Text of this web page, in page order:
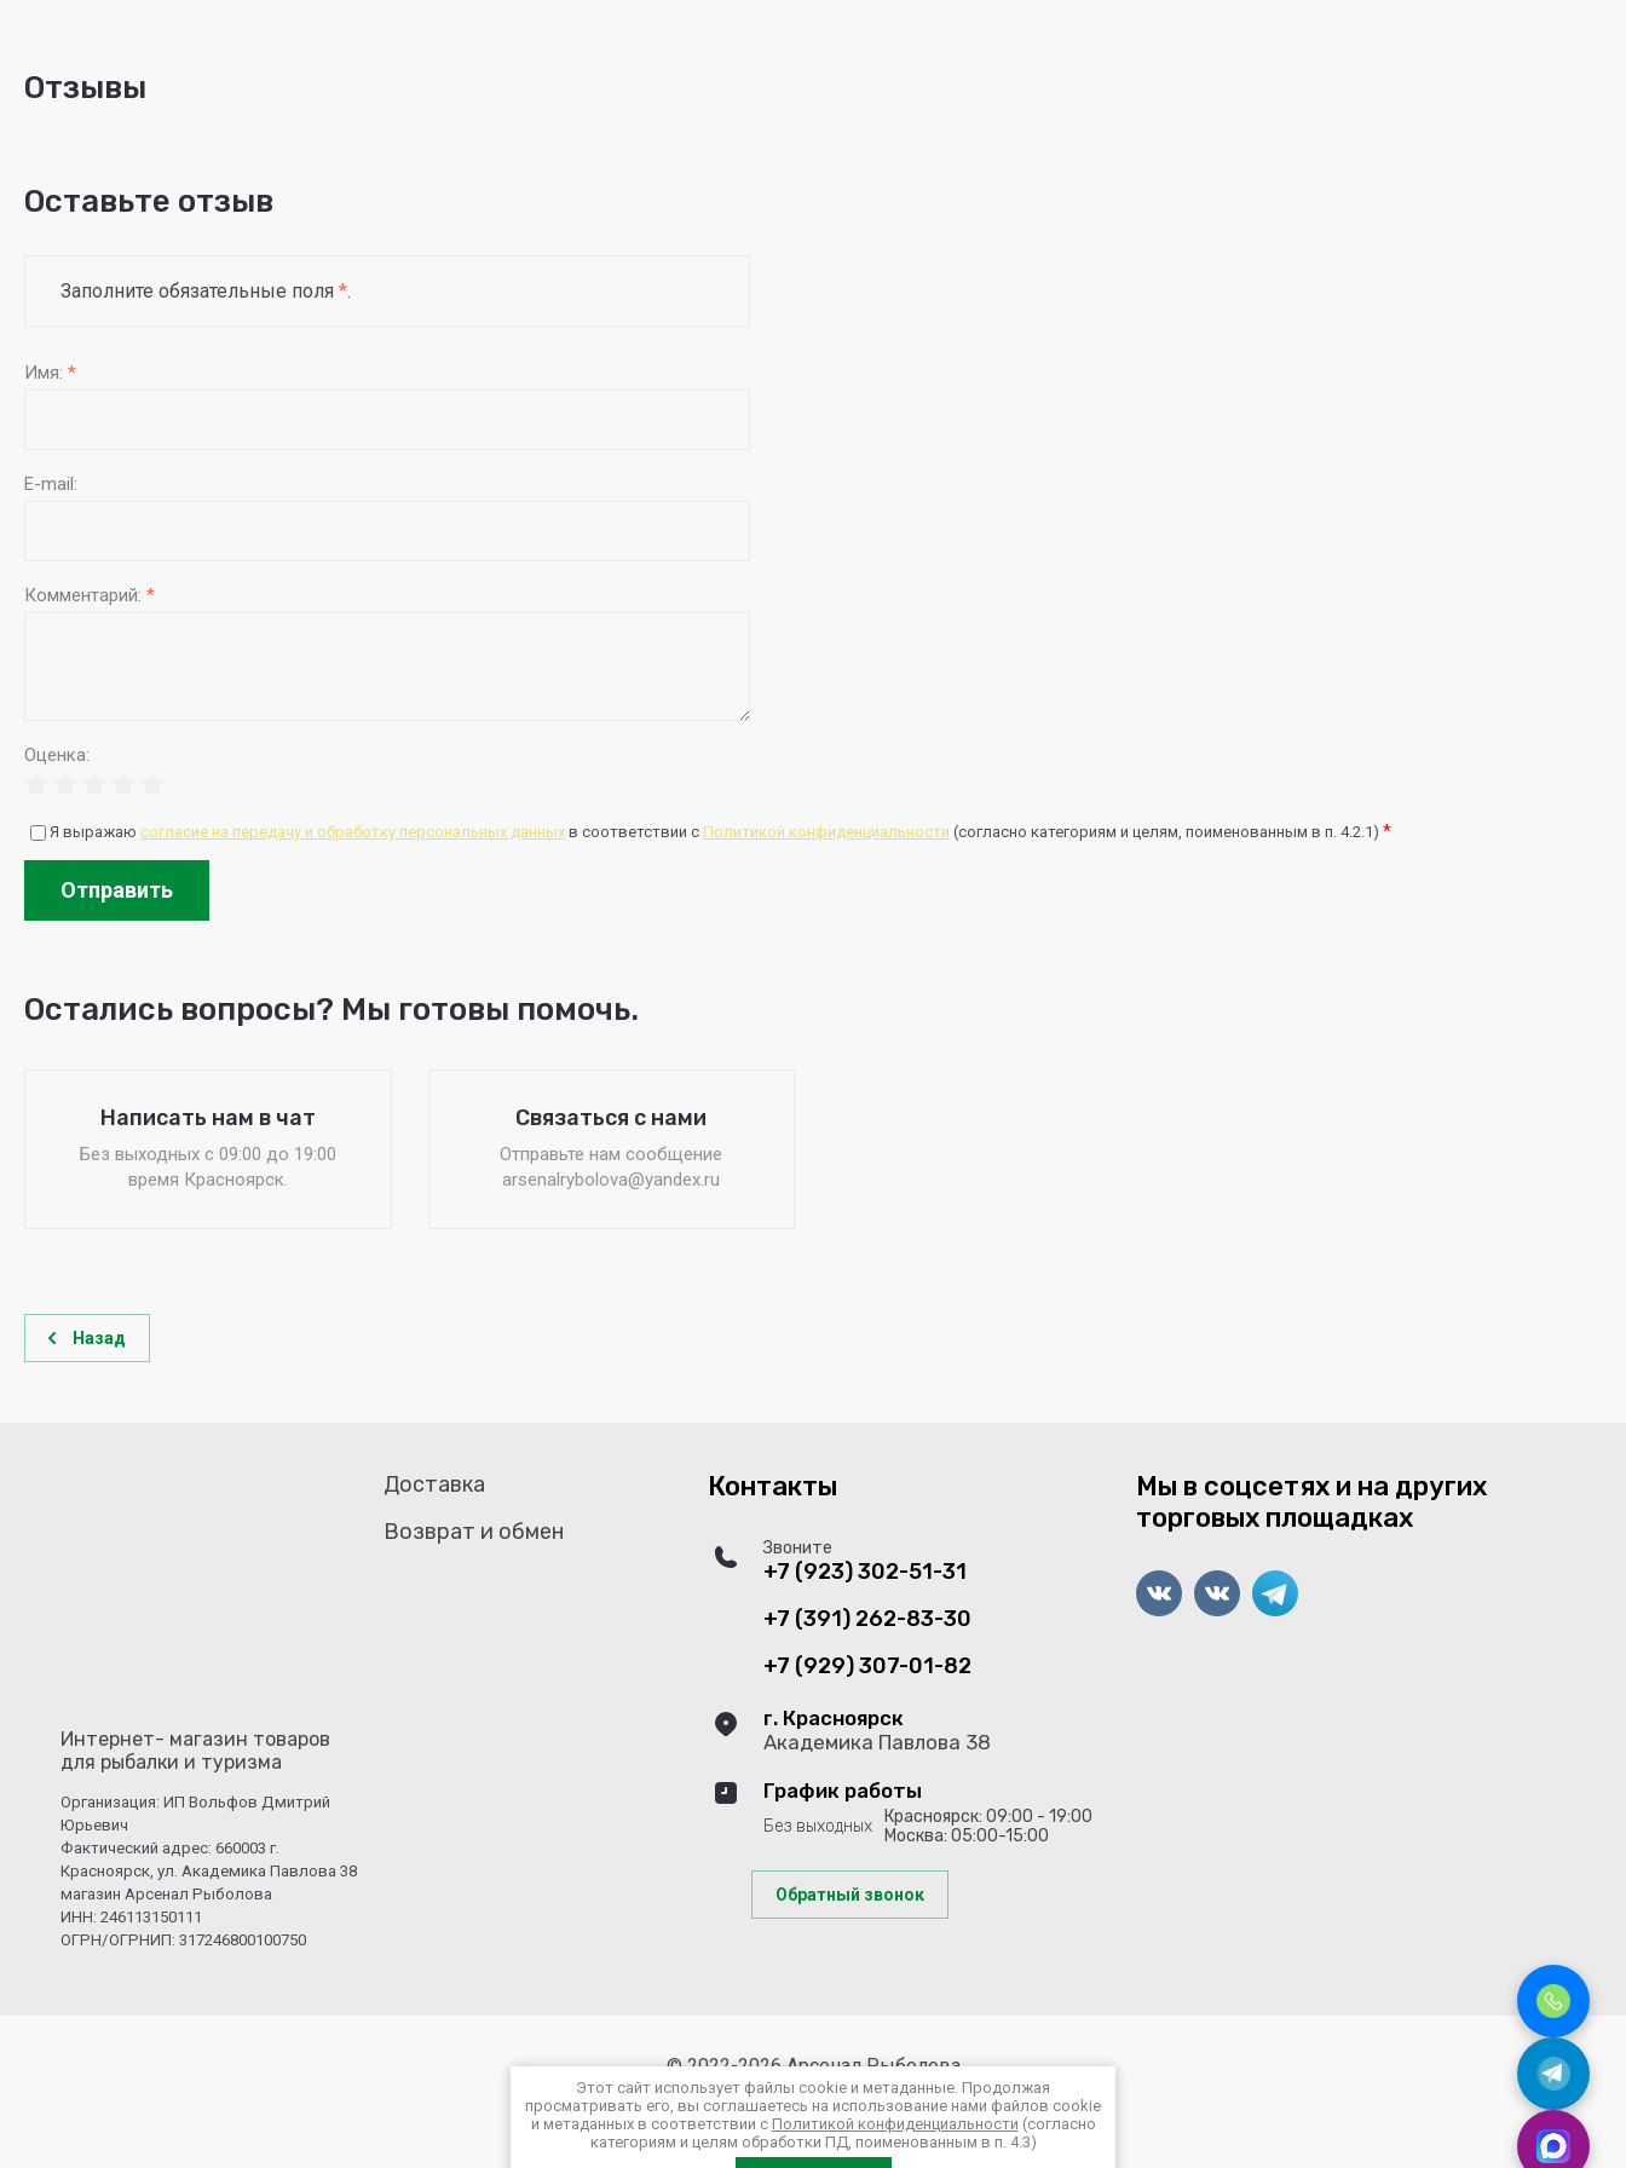
Отзывы
Оставьте отзыв
Заполните обязательные поля *.
Имя: *
E-mail:
Комментарий: *
Оценка:
Я выражаю согласие на передачу и обработку персональных данных в соответствии с Политикой конфиденциальности (согласно категориям и целям, поименованным в п. 4.2.1) *
Отправить
Остались вопросы? Мы готовы помочь.
Написать нам в чат
Без выходных c 09:00 до 19:00
время Красноярск.
Связаться с нами
Отправьте нам сообщение
arsenalrybolova@yandex.ru
Назад
Интернет- магазин товаров
для рыбалки и туризма
Организация: ИП Вольфов Дмитрий
Юрьевич
Фактический адрес: 660003 г.
Красноярск, ул. Академика Павлова 38
магазин Арсенал Рыболова
ИНН: 246113150111
ОГРН/ОГРНИП: 317246800100750
Доставка
Возврат и обмен
Контакты
Звоните
+7 (923) 302-51-31
+7 (391) 262-83-30
+7 (929) 307-01-82
г. Красноярск
Академика Павлова 38
График работы
Без выходных
Красноярск: 09:00 - 19:00
Москва: 05:00-15:00
Обратный звонок
Мы в соцсетях и на других
торговых площадках
© 2022-2026 Арсенал Рыболова
Политика конфиденциальности
Этот сайт использует файлы cookie и метаданные. Продолжая
просматривать его, вы соглашаетесь на использование нами файлов cookie
и метаданных в соответствии с Политикой конфиденциальности (согласно
категориям и целям обработки ПД, поименованным в п. 4.3)